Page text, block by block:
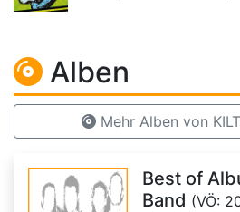
Alben
Mehr Alben von
Best of
Band (VÖ: